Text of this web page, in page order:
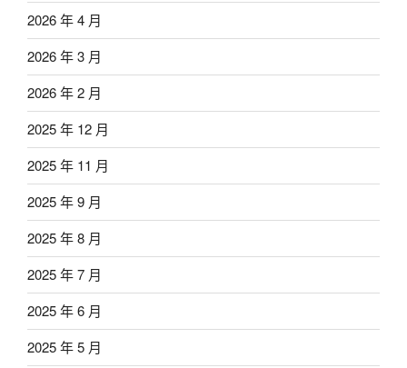
2026 年 4 月
2026 年 3 月
2026 年 2 月
2025 年 12 月
2025 年 11 月
2025 年 9 月
2025 年 8 月
2025 年 7 月
2025 年 6 月
2025 年 5 月